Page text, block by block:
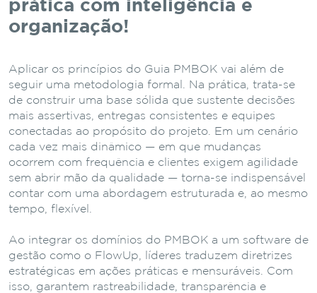
prática com inteligência e
organização!
Aplicar os princípios do Guia PMBOK vai além de
seguir uma metodologia formal. Na prática, trata-se
de construir uma base sólida que sustente decisões
mais assertivas, entregas consistentes e equipes
conectadas ao propósito do projeto. Em um cenário
cada vez mais dinâmico — em que mudanças
ocorrem com frequência e clientes exigem agilidade
sem abrir mão da qualidade — torna-se indispensável
contar com uma abordagem estruturada e, ao mesmo
tempo, flexível.
Ao integrar os domínios do PMBOK a um software de
gestão como o FlowUp, líderes traduzem diretrizes
estratégicas em ações práticas e mensuráveis. Com
isso, garantem rastreabilidade, transparência e